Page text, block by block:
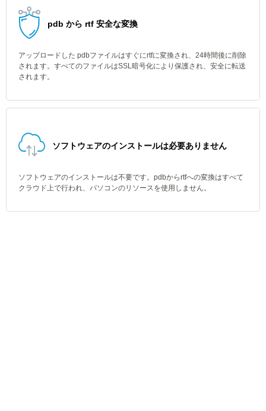
pdb から rtf 安全な変換
アップロードした pdbファイルはすぐにrtfに変換され、24時間後に削除
されます。すべてのファイルはSSL暗号化により保護され、安全に転送
されます。
ソフトウェアのインストールは必要ありません
ソフトウェアのインストールは不要です。pdbからrtfへの変換はすべて
クラウド上で行われ、パソコンのリソースを使用しません。